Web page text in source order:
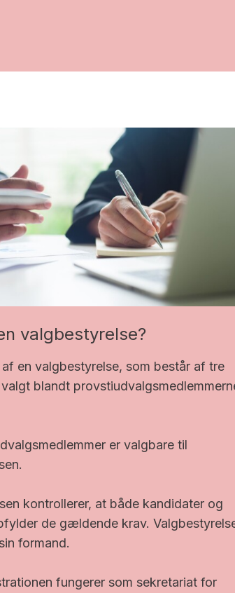
valgbestyrelse?
en valgbestyrelse, som består af tre
blandt
er valgbare til
kontrollerer, at både kandidater og
de gældende krav.
formand.
fungerer som sekretariat for